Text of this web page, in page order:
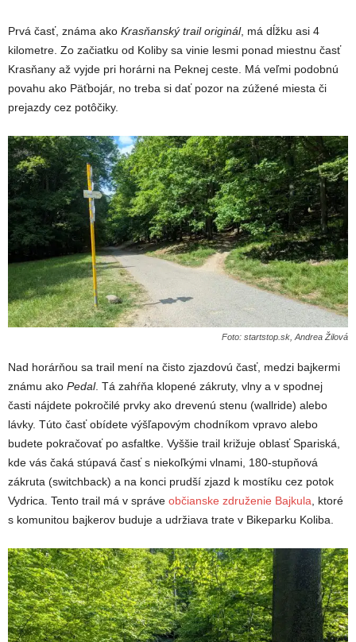
Prvá časť, známa ako Krasňanský trail originál, má dĺžku asi 4
kilometre. Zo začiatku od Koliby sa vinie lesmi ponad miestnu časť
Krasňany až vyjde pri horárni na Peknej ceste. Má veľmi podobnú
povahu ako Päťbojár, no treba si dať pozor na zúžené miesta či
prejazdy cez potôčiky.
Foto: startstop.sk, Andrea Žilová
Nad horárňou sa trail mení na čisto zjazdovú časť, medzi bajkermi
známu ako Pedal. Tá zahŕňa klopené zákruty, vlny a v spodnej
časti nájdete pokročilé prvky ako drevenú stenu (wallride) alebo
lávky. Túto časť obídete výšľapovým chodníkom vpravo alebo
budete pokračovať po asfaltke. Vyššie trail križuje oblasť Spariská,
kde vás čaká stúpavá časť s niekoľkými vlnami, 180-stupňová
zákruta (switchback) a na konci prudší zjazd k mostíku cez potok
Vydrica. Tento trail má v správe občianske združenie Bajkula , ktoré
s komunitou bajkerov buduje a udržiava trate v Bikeparku Koliba.